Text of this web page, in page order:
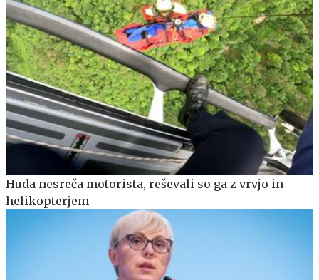
Huda nesreča motorista, reševali so ga z vrvjo in
helikopterjem